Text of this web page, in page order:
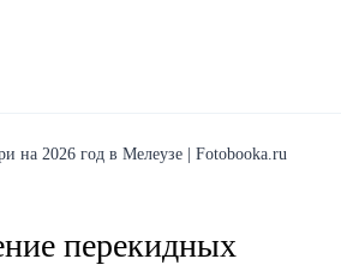
на 2026 год в Мелеузе | Fotobooka.ru
перекидных